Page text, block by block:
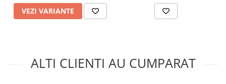
VEZI VARIANTE
ALTI CLIENTI AU CUMPARAT